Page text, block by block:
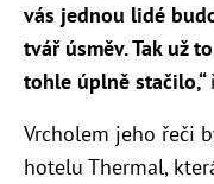
vás jednou lidé
tvář úsměv. Tak už
tohle úplně stačilo,“
Vrcholem jeho řeči
hotelu Thermal,